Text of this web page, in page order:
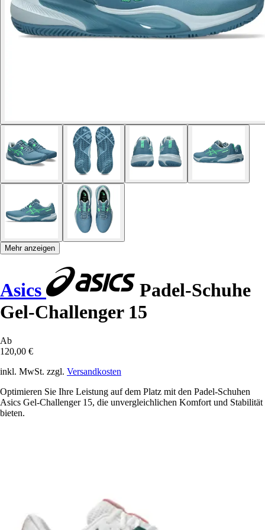
Mehr anzeigen
Asics
Padel-Schuhe
Gel-Challenger 15
Ab
120,00 €
inkl. MwSt. zzgl. Versandkosten
Optimieren Sie Ihre Leistung auf dem Platz mit den Padel-Schuhen
Asics Gel-Challenger 15, die unvergleichlichen Komfort und Stabilität
bieten.